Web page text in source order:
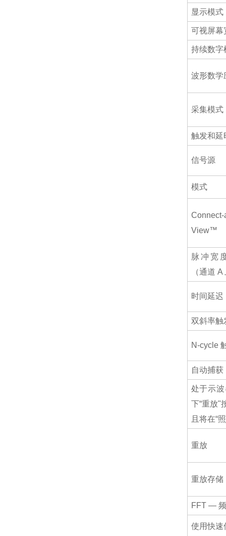
显示模式
可视屏幕
持续数字
波形数学
采集模式
触发和延
信号源
模式
Connect-
View™
脉冲宽
（通道 A
时间延迟
双斜率触
N-cycle
自动捕获
处于示
下“重放"
且将在“
重放
重放存储
FFT —
使用快速